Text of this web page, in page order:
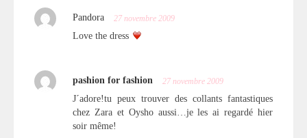
Pandora 27 novembre 2009
Love the dress
pashion for fashion 27 novembre 2009
J´adore!tu peux trouver des collants fantastiques
chez Zara et Oysho aussi…je les ai regardé hier
soir même!